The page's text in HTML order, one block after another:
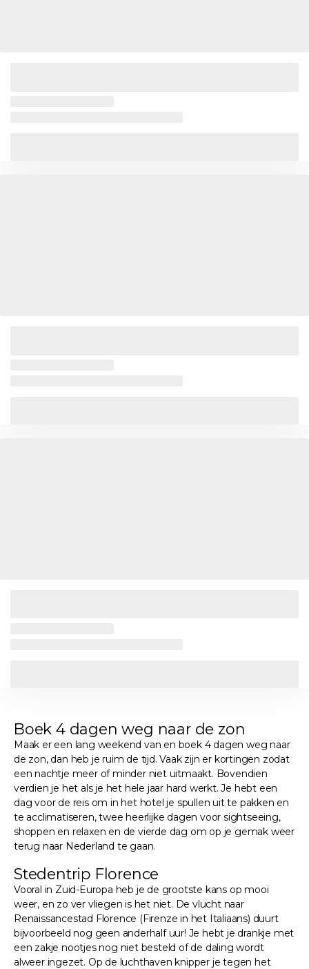
Boek 4 dagen weg naar de zon
Maak er een lang weekend van en boek 4 dagen weg naar
de zon, dan heb je ruim de tijd. Vaak zijn er kortingen zodat
een nachtje meer of minder niet uitmaakt. Bovendien
verdien je het als je het hele jaar hard werkt. Je hebt een
dag voor de reis om in het hotel je spullen uit te pakken en
te acclimatiseren, twee heerlijke dagen voor sightseeing,
shoppen en relaxen en de vierde dag om op je gemak weer
terug naar Nederland te gaan.
Stedentrip Florence
Vooral in Zuid-Europa heb je de grootste kans op mooi
weer, en zo ver vliegen is het niet. De vlucht naar
Renaissancestad Florence (Firenze in het Italiaans) duurt
bijvoorbeeld nog geen anderhalf uur! Je hebt je drankje met
een zakje nootjes nog niet besteld of de daling wordt
alweer ingezet. Op de luchthaven knipper je tegen het